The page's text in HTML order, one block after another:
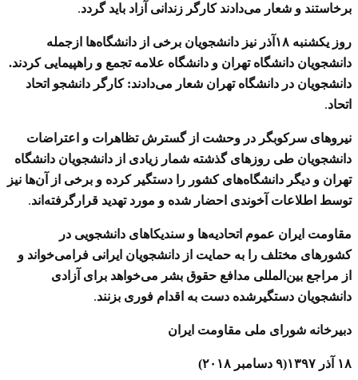
برخاستند و شعار می‌دادند کارگر زندانی آزاد باید گردد.
روز یکشنبه ۱۸‌آذر نیز دانشجویان برخی از دانشگاه‌ها ازجمله
دانشجویان دانشگاه تهران و دانشگاه علامه تجمع و راهپیمایی کردند.
دانشجویان در دانشگاه تهران شعار می‌دادند: کارگر دانشجو اتحاد
اتحاد.
نیروهای سرکوبگر در وحشت از گسترش تظاهرات و اعتراضات
دانشجویان طی روزهای گذشته شمار زیادی از دانشجویان دانشگاه
تهران و دیگر دانشگاه‌های کشور را دستگیر کرده و برخی از آن‌ها نیز
توسط اطلاعات آخوندی احضار شده و مورد تهدید قرارگرفته‌اند.
مقاومت ایران عموم اتحادیه‌ها و سندیکاهای دانشجویی در
کشورهای مختلف را به حمایت از دانشجویان ایرانی فرا‌می‌خواند و
از مراجع بین‌المللی مدافع حقوق بشر می‌خواهد برای آزادی
دانشجویان دستگیرشده دست به اقدام فوری بزنند.
دبیرخانه شورای ملی مقاومت ایران
۱۸ آذر ۱۳۹۷(۹ دسامبر ۲۰۱۸)